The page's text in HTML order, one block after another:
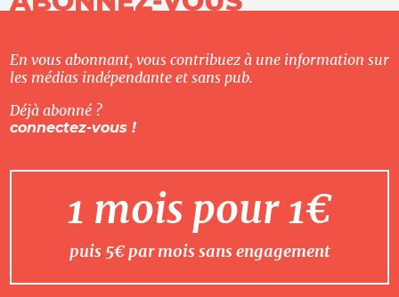
En vous abonnant, vous contribuez à une information sur
les médias indépendante et sans pub.
Déjà abonné ?
connectez-vous !
1 mois pour 1€
puis 5€ par mois sans engagement